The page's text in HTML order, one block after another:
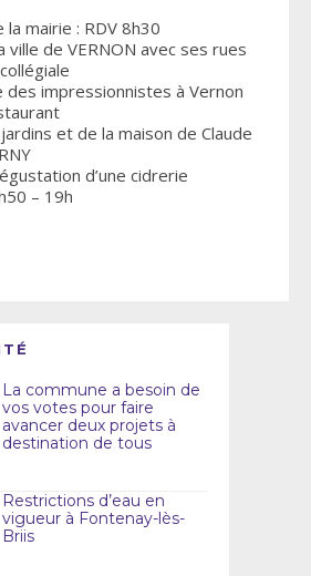
mairie : RDV 8h30
ville de VERNON avec ses rues
des impressionnistes à Vernon
et de la maison de Claude
d’une cidrerie
– 19h
La commune a besoin de
vos votes pour faire
avancer deux projets à
destination de tous
Restrictions d’eau en
vigueur à Fontenay-lès-
Briis